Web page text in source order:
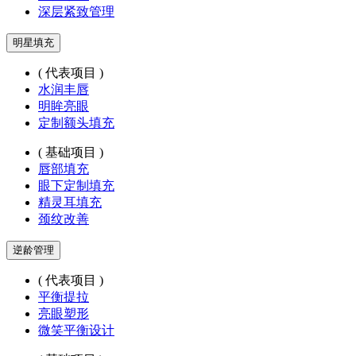
深层紧致管理
明星填充
( 代表项目 )
水润丰唇
明眸亮眼
定制额头填充
( 基础项目 )
唇部填充
眼下定制填充
精灵耳填充
颈纹改善
逆龄管理
( 代表项目 )
平衡提拉
亮眼塑形
微笑平衡设计